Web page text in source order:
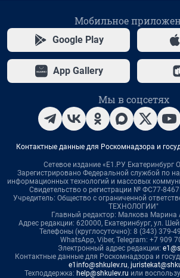
Мобильное
Google Play
App Gallery
Мы в соцсетях
Контактные данные для Роскомнадзора и
Сетевое издание «Е1.РУ Екатеринбург
Зарегистрировано Федеральной службой по
информационных технологий и массовых
Свидетельство о регистрации № ФС77-
Учредитель: Общество с ограниченной
ТЕХНОЛОГИИ"
Главный редактор: Малкова Марина
Адрес редакции: 620000, Екатеринбург, ул.
Телефоны (круглосуточно): 8 (343) 379-
WhatsApp, Viber, Telegram: +7 909
Электронный адрес редакции:
Контактные данные для Роскомнадзора и
e1info@shkulev.ru,
Техподдержка: help@shkulev.ru или